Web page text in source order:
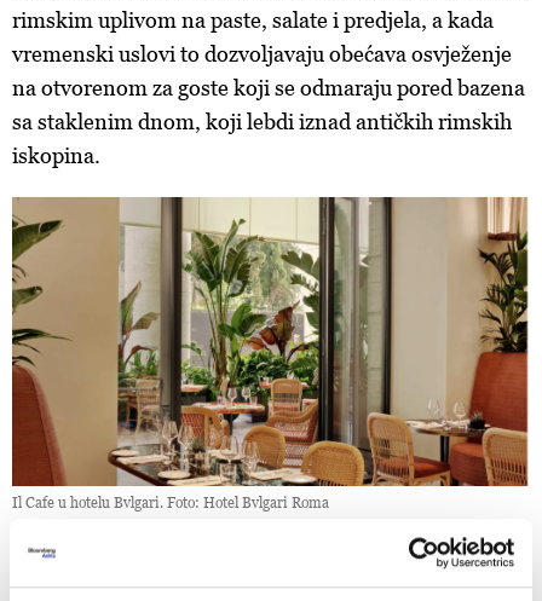
rimskim uplivom na paste, salate i predjela, a kada
vremenski uslovi to dozvoljavaju obećava osvježenje
na otvorenom za goste koji se odmaraju pored bazena
sa staklenim dnom, koji lebdi iznad antičkih rimskih
iskopina.
Il Cafe u hotelu Bvlgari. Foto: Hotel Bvlgari Roma